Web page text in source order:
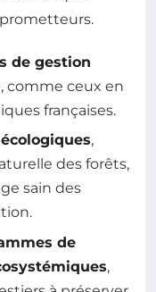
de gestion
comme ceux en
françaises.
,
des forêts,
sain des
de
,